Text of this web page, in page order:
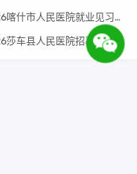
2026喀什市人民医院就业见习生招聘简章（60人）
2026莎车县人民医院招募见习人员的公告（43人）